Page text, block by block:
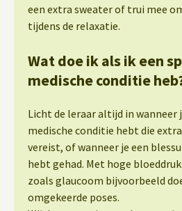
een extra sweater of trui mee
tijdens de relaxatie.
Wat doe ik als ik een
medische conditie
Licht de leraar altijd in wanneer
medische conditie hebt die
vereist, of wanneer je een
hebt gehad. Met hoge
zoals glaucoom bijvoorbeeld
omgekeerde poses.